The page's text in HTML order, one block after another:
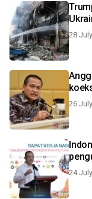
28
26
24